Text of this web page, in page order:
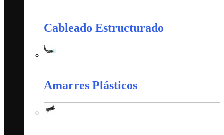
Cableado Estructurado
Amarres Plásticos